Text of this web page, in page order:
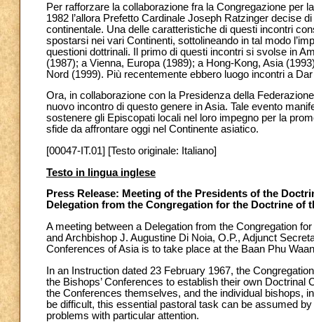
Per rafforzare la collaborazione fra la Congregazione per
1982 l’allora Prefetto Cardinale Joseph Ratzinger decise
continentale. Una delle caratteristiche di questi incontri
spostarsi nei vari Continenti, sottolineando in tal modo
questioni dottrinali. Il primo di questi incontri si svolse in
(1987); a Vienna, Europa (1989); a Hong-Kong, Asia
Nord (1999). Più recentemente ebbero luogo incontri a
Ora, in collaborazione con la Presidenza della
nuovo incontro di questo genere in Asia. Tale evento
sostenere gli Episcopati locali nel loro impegno per la
sfide da affrontare oggi nel Continente asiatico.
[00047-IT.01] [Testo originale: Italiano]
Testo in lingua inglese
Press Release: Meeting of the Presidents of the
Delegation from the Congregation for the Doctrine of
A meeting between a Delegation from the Congregation
and Archbishop J. Augustine Di Noia, O.P., Adjunct
Conferences of Asia is to take place at the Baan Phu
In an Instruction dated 23 February 1967, the
the Bishops’ Conferences to establish their own
the Conferences themselves, and the individual bishops,
be difficult, this essential pastoral task can be assumed
problems with particular attention.